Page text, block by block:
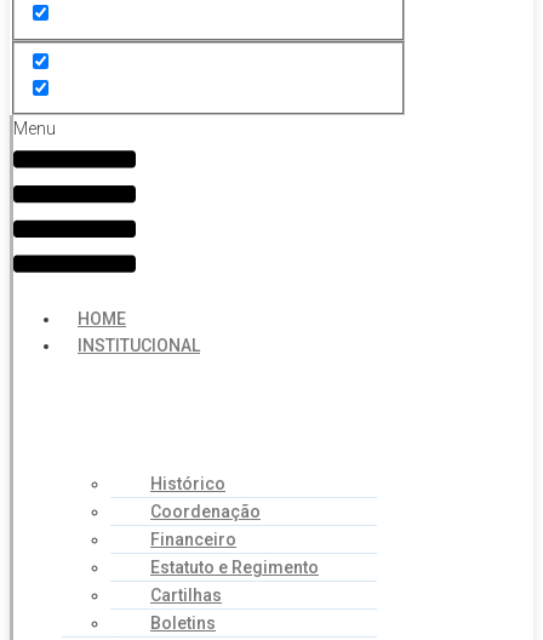
Menu
HOME
INSTITUCIONAL
Histórico
Coordenação
Financeiro
Estatuto e Regimento
Cartilhas
Boletins